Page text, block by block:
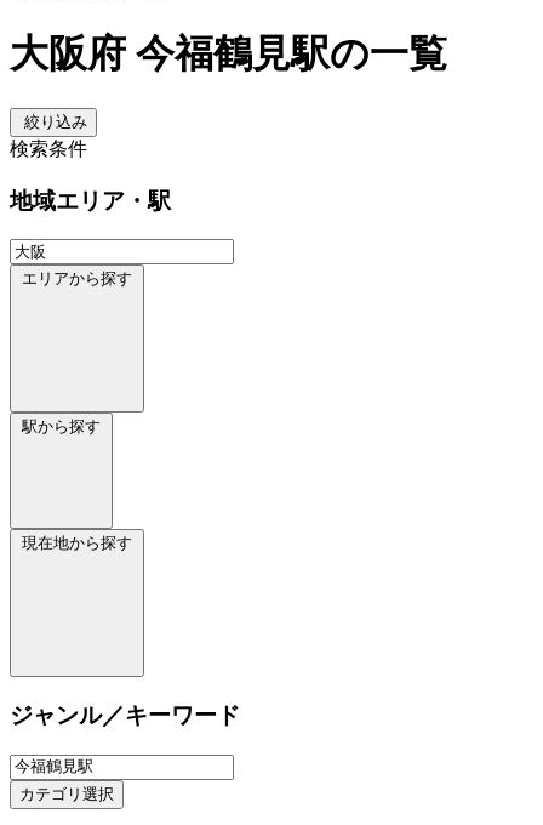
大阪府 今福鶴見駅の一覧
絞り込み
検索条件
地域エリア・駅
エリアから探す
駅から探す
現在地から探す
ジャンル／キーワード
カテゴリ選択